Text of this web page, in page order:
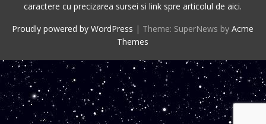
caractere cu precizarea sursei si link spre articolul de aici.
Proudly powered by WordPress | Theme: SuperNews byAcme
Themes